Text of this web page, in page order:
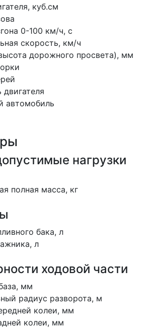
куб.см
0-100 км/ч, с
скорость, км/ч
дорожного просвета), мм
автомобиль
нагрузки
полная масса, кг
бака, л
л
ходовой части
мм
радиус разворота, м
колеи, мм
колеи, мм